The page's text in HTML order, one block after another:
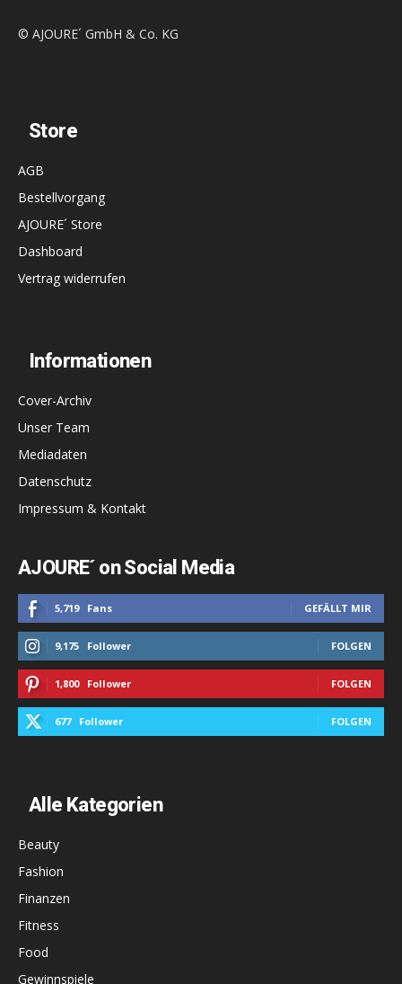
© AJOURE´ GmbH & Co. KG
Store
AGB
Bestellvorgang
AJOURE´ Store
Dashboard
Vertrag widerrufen
Informationen
Cover-Archiv
Unser Team
Mediadaten
Datenschutz
Impressum & Kontakt
AJOURE´ on Social Media
5,719 Fans GEFÄLLT MIR
9,175 Follower FOLGEN
1,800 Follower FOLGEN
677 Follower FOLGEN
Alle Kategorien
Beauty
Fashion
Finanzen
Fitness
Food
Gewinnspiele